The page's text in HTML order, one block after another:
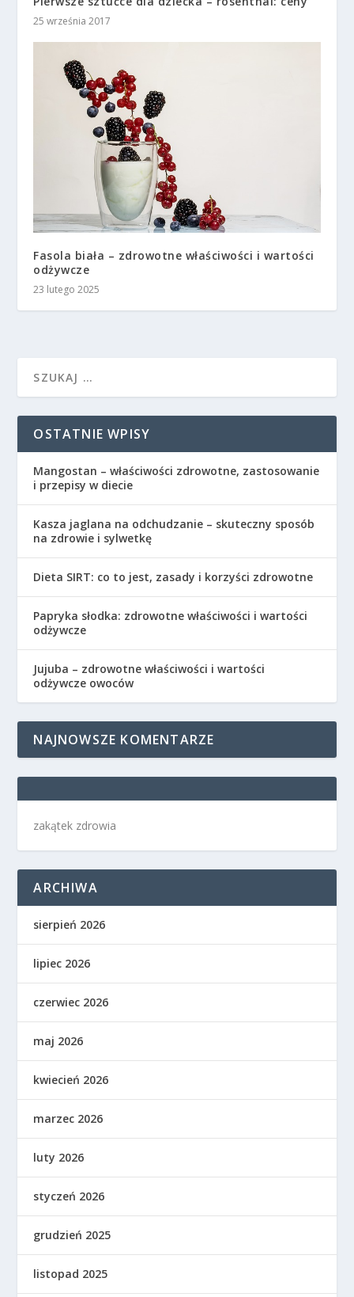
25 września 2017
Fasola biała – zdrowotne właściwości i wartości
odżywcze
23 lutego 2025
OSTATNIE WPISY
Mangostan – właściwości zdrowotne, zastosowanie
i przepisy w diecie
Kasza jaglana na odchudzanie – skuteczny sposób
na zdrowie i sylwetkę
Dieta SIRT: co to jest, zasady i korzyści zdrowotne
Papryka słodka: zdrowotne właściwości i wartości
odżywcze
Jujuba – zdrowotne właściwości i wartości
odżywcze owoców
NAJNOWSZE KOMENTARZE
zakątek zdrowia
ARCHIWA
sierpień 2026
lipiec 2026
czerwiec 2026
maj 2026
kwiecień 2026
marzec 2026
luty 2026
styczeń 2026
grudzień 2025
listopad 2025